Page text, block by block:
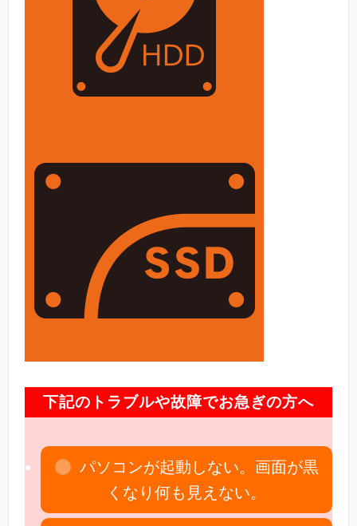
下記のトラブルや故障でお急ぎの方へ
パソコンが起動しない。画面が黒
くなり何も見えない。